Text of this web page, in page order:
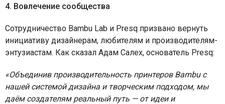
4. Вовлечение сообщества
Сотрудничество Bambu Lab и Presq призвано вернуть
инициативу дизайнерам, любителям и производителям-
энтузиастам. Как сказал Адам Салех, основатель Presq:
«Объединив производительность принтеров Bambu с
нашей системой дизайна и творческим подходом, мы
даём создателям реальный путь — от идеи и